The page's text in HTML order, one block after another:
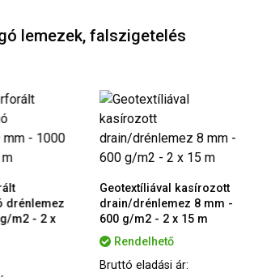
lemezek, falszigetelés
- 2 x
Geotextíliával kasírozott
drain/drénlemez 8 mm -
600 g/m2 - 2 x 15 m
Rendelhető
Bruttó eladási ár: